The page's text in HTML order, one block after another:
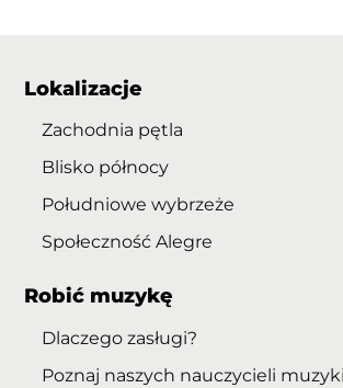
Lokalizacje
Zachodnia pętla
Blisko północy
Południowe wybrzeże
Społeczność Alegre
Robić muzykę
Dlaczego zasługi?
Poznaj naszych nauczycieli muzyki